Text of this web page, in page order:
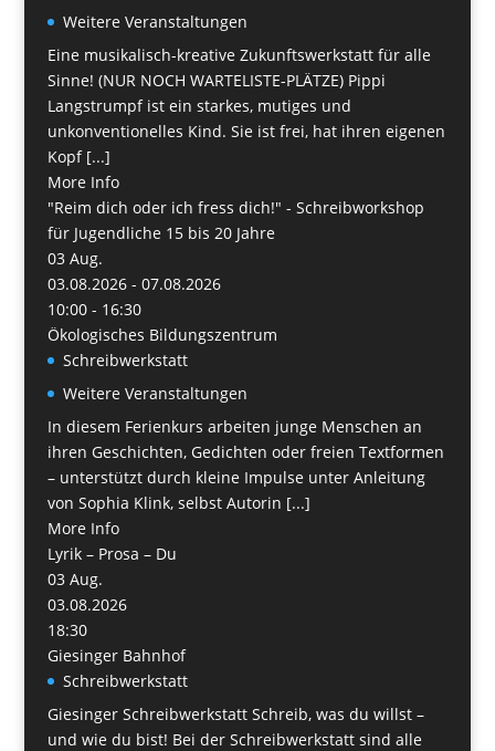
Weitere Veranstaltungen
Eine musikalisch-kreative Zukunftswerkstatt für alle
Sinne! (NUR NOCH WARTELISTE-PLÄTZE) Pippi
Langstrumpf ist ein starkes, mutiges und
unkonventionelles Kind. Sie ist frei, hat ihren eigenen
Kopf [...]
More Info
"Reim dich oder ich fress dich!" - Schreibworkshop
für Jugendliche 15 bis 20 Jahre
03 Aug.
03.08.2026 - 07.08.2026
10:00 - 16:30
Ökologisches Bildungszentrum
Schreibwerkstatt
Weitere Veranstaltungen
In diesem Ferienkurs arbeiten junge Menschen an
ihren Geschichten, Gedichten oder freien Textformen
– unterstützt durch kleine Impulse unter Anleitung
von Sophia Klink, selbst Autorin [...]
More Info
Lyrik – Prosa – Du
03 Aug.
03.08.2026
18:30
Giesinger Bahnhof
Schreibwerkstatt
Giesinger Schreibwerkstatt Schreib, was du willst –
und wie du bist! Bei der Schreibwerkstatt sind alle